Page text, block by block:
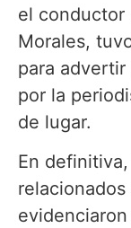
el conductor
Morales,
para
por la
de lugar.
En